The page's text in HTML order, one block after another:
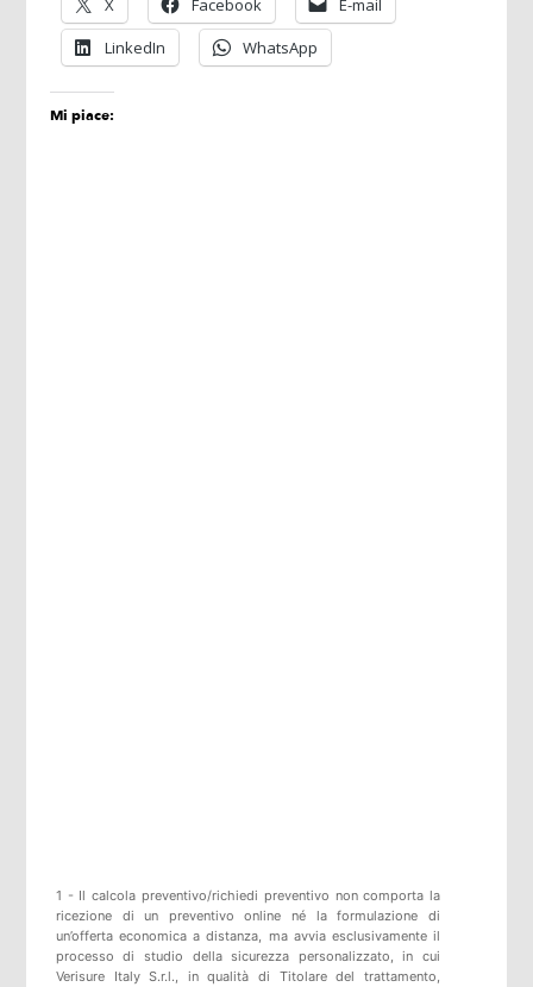
X Facebook
E-mail
LinkedIn
WhatsApp
Mi piace:
1 - Il calcola preventivo/richiedi preventivo non comporta la
ricezione di un preventivo online né la formulazione di
un’offerta economica a distanza, ma avvia esclusivamente il
processo di studio della sicurezza personalizzato, in cui
Verisure Italy S.r.l., in qualità di Titolare del trattamento,